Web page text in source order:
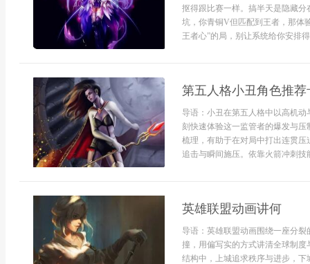
抠得跟比赛一样。搞半天是隐藏
坑，你青铜V但匹配到王者，那体
王者心”的局，别让系统给你安排
第五人格小丑角色推荐
导语：小丑在第五人格中以高机
刻快速体验这一监管者的爆发与
梳理，有助于在对局中打出连贯
追击与瞬间施压。依靠火箭冲刺技
英雄联盟动画讲何
导语：英雄联盟动画围绕一座分
撞，用偏写实的方式讲清全球制
结构中，上城追求秩序与进步，